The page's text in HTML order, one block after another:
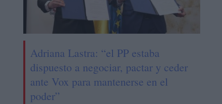
Adriana Lastra: “el PP estaba
dispuesto a negociar, pactar y ceder
ante Vox para mantenerse en el
poder”